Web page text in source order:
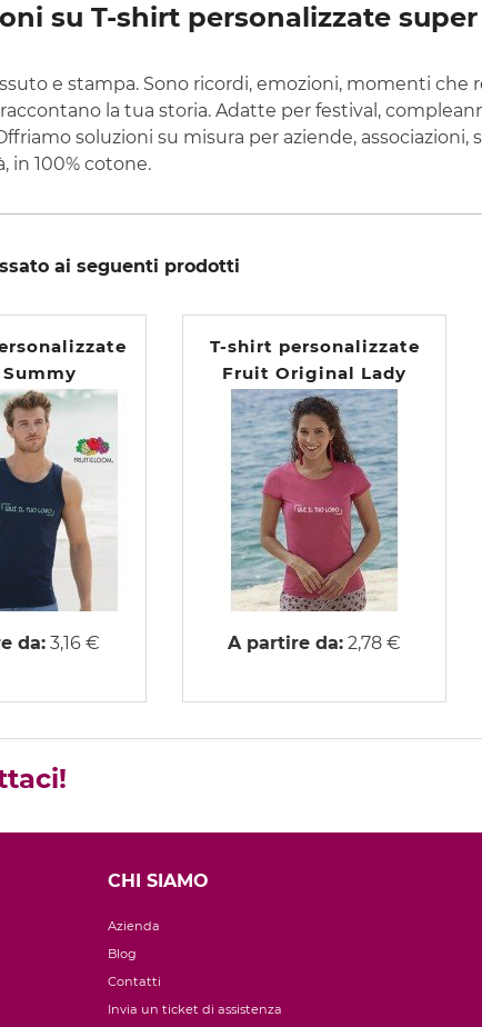
su T-shirt personalizzate
e stampa. Sono ricordi, emozioni, momenti che
la tua storia. Adatte per festival,
soluzioni su misura per aziende,
in 100% cotone.
ai seguenti prodotti
da: 3,16 €
T-shirt personalizzate
Fruit Original Lady
A partire da: 2,78 €
CHI SIAMO
Azienda
Blog
Contatti
Invia un ticket di assistenza